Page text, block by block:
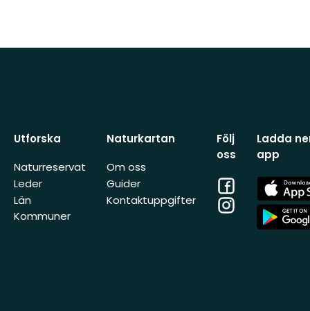
Utforska
Naturreservat
Leder
Län
Kommuner
Naturkartan
Om oss
Guider
Kontaktuppgifter
Följ
oss
Facebook
Instagram
Ladda
app
App
Store
App
Store